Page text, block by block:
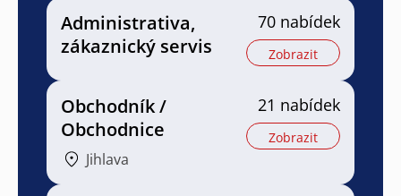
Administrativa,
zákaznický servis
70 nabídek
Zobrazit
Obchodník /
Obchodnice
Jihlava
21 nabídek
Zobrazit